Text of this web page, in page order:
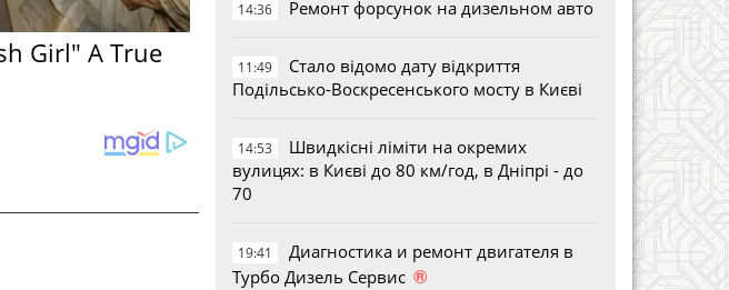
Girl" A True
14:36 Ремонт форсунок на дизельном авто
11:49
Стало відомо дату відкриття
Подільсько-Воскресенського мосту в Києві
14:53
Швидкісні ліміти на окремих
вулицях: в Києві до 80 км/год, в Дніпрі - до
70
19:41
Диагностика и ремонт двигателя в
Турбо Дизель Сервис ®